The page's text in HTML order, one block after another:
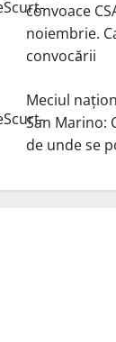
convoace
noiembrie.
convocării
Meciul
San Marino:
de unde se